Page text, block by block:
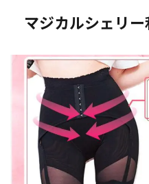
マジカルシェリ